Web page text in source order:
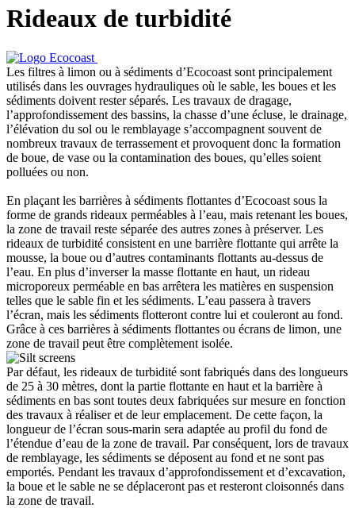
Rideaux de turbidité
Les filtres à limon ou à sédiments d’Ecocoast sont principalement
utilisés dans les ouvrages hydrauliques où le sable, les boues et les
sédiments doivent rester séparés. Les travaux de dragage,
l’approfondissement des bassins, la chasse d’une écluse, le drainage,
l’élévation du sol ou le remblayage s’accompagnent souvent de
nombreux travaux de terrassement et provoquent donc la formation
de boue, de vase ou la contamination des boues, qu’elles soient
polluées ou non.
En plaçant les barrières à sédiments flottantes d’Ecocoast sous la
forme de grands rideaux perméables à l’eau, mais retenant les boues,
la zone de travail reste séparée des autres zones à préserver. Les
rideaux de turbidité consistent en une barrière flottante qui arrête la
mousse, la boue ou d’autres contaminants flottants au-dessus de
l’eau. En plus d’inverser la masse flottante en haut, un rideau
microporeux perméable en bas arrêtera les matières en suspension
telles que le sable fin et les sédiments. L’eau passera à travers
l’écran, mais les sédiments flotteront contre lui et couleront au fond.
Grâce à ces barrières à sédiments flottantes ou écrans de limon, une
zone de travail peut être complètement isolée.
Par défaut, les rideaux de turbidité sont fabriqués dans des longueurs
de 25 à 30 mètres, dont la partie flottante en haut et la barrière à
sédiments en bas sont toutes deux fabriquées sur mesure en fonction
des travaux à réaliser et de leur emplacement. De cette façon, la
longueur de l’écran sous-marin sera adaptée au profil du fond de
l’étendue d’eau de la zone de travail. Par conséquent, lors de travaux
de remblayage, les sédiments se déposent au fond et ne sont pas
emportés. Pendant les travaux d’approfondissement et d’excavation,
la boue et le sable ne se déplaceront pas et resteront cloisonnés dans
la zone de travail.